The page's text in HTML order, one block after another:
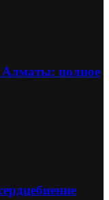
Алматы: полное